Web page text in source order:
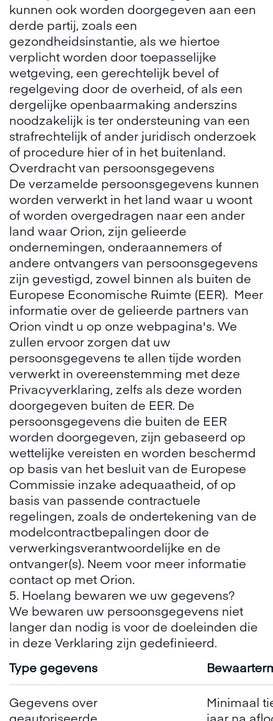
kunnen ook worden doorgegeven aan een
derde partij, zoals een
gezondheidsinstantie, als we hiertoe
verplicht worden door toepasselijke
wetgeving, een gerechtelijk bevel of
regelgeving door de overheid, of als een
dergelijke openbaarmaking anderszins
noodzakelijk is ter ondersteuning van een
strafrechtelijk of ander juridisch onderzoek
of procedure hier of in het buitenland.
Overdracht van persoonsgegevens
De verzamelde persoonsgegevens kunnen
worden verwerkt in het land waar u woont
of worden overgedragen naar een ander
land waar Orion, zijn gelieerde
ondernemingen, onderaannemers of
andere ontvangers van persoonsgegevens
zijn gevestigd, zowel binnen als buiten de
Europese Economische Ruimte (EER). Meer
informatie over de gelieerde partners van
Orion vindt u op onze webpagina's. We
zullen ervoor zorgen dat uw
persoonsgegevens te allen tijde worden
verwerkt in overeenstemming met deze
Privacyverklaring, zelfs als deze worden
doorgegeven buiten de EER. De
persoonsgegevens die buiten de EER
worden doorgegeven, zijn gebaseerd op
wettelijke vereisten en worden beschermd
op basis van het besluit van de Europese
Commissie inzake adequaatheid, of op
basis van passende contractuele
regelingen, zoals de ondertekening van de
modelcontractbepalingen door de
verwerkingsverantwoordelijke en de
ontvanger(s). Neem voor meer informatie
contact op met Orion.
5. Hoelang bewaren we uw gegevens?
We bewaren uw persoonsgegevens niet
langer dan nodig is voor de doeleinden die
in deze Verklaring zijn gedefinieerd.
Type gegevens
Gegevens over
geautoriseerde
Minimaal
jaar na